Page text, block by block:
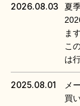
2026.08.03
夏
ま
こ
は
2025.08.01
メ
買